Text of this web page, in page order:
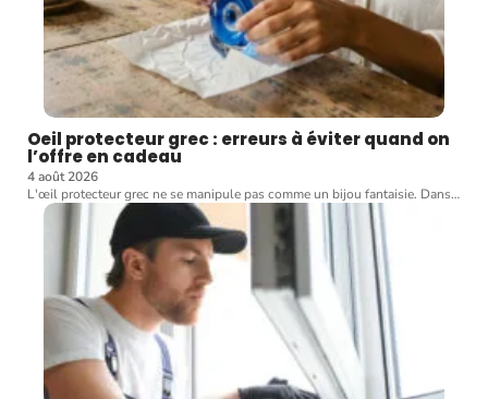
Oeil protecteur grec : erreurs à éviter quand on
l’offre en cadeau
4 août 2026
L'œil protecteur grec ne se manipule pas comme un bijou fantaisie. Dans…